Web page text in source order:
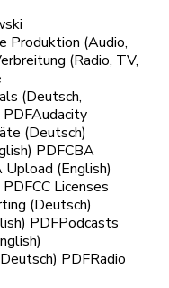
Produktion (Audio,
(Radio, TV,
(Deutsch,
(Deutsch)
PDFCBA
(English)
Licenses
(Deutsch)
PDFPodcasts
PDFRadio